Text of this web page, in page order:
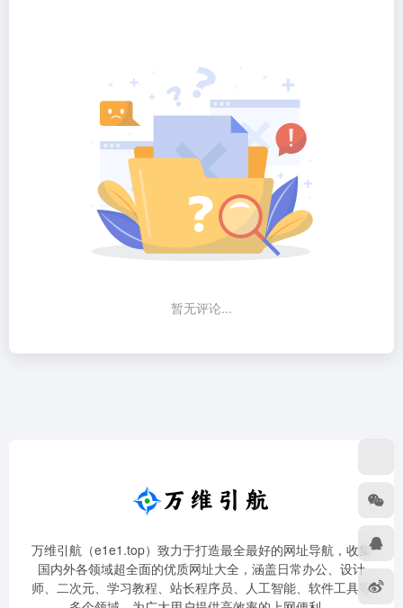
暂无评论...
万维引航（e1e1.top）致力于打造最全最好的网址导航，收集
国内外各领域超全面的优质网址大全，涵盖日常办公、设计
师、二次元、学习教程、站长程序员、人工智能、软件工具等